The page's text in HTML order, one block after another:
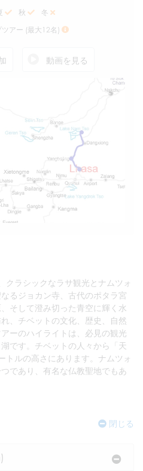
秋
冬
ツアー (最大12名)
動画を見る
クラシックなラサ観光とナムツォ
るジョカン寺、古代のポタラ宮
そして澄み切った青空に輝く水
、チベットの文化、歴史、自然
ーのハイライトは、必見の観光
です。チベットの人々から「天
トルの高さにあります。ナムツォ
であり、有名な仏教聖地でもあ
閉じる